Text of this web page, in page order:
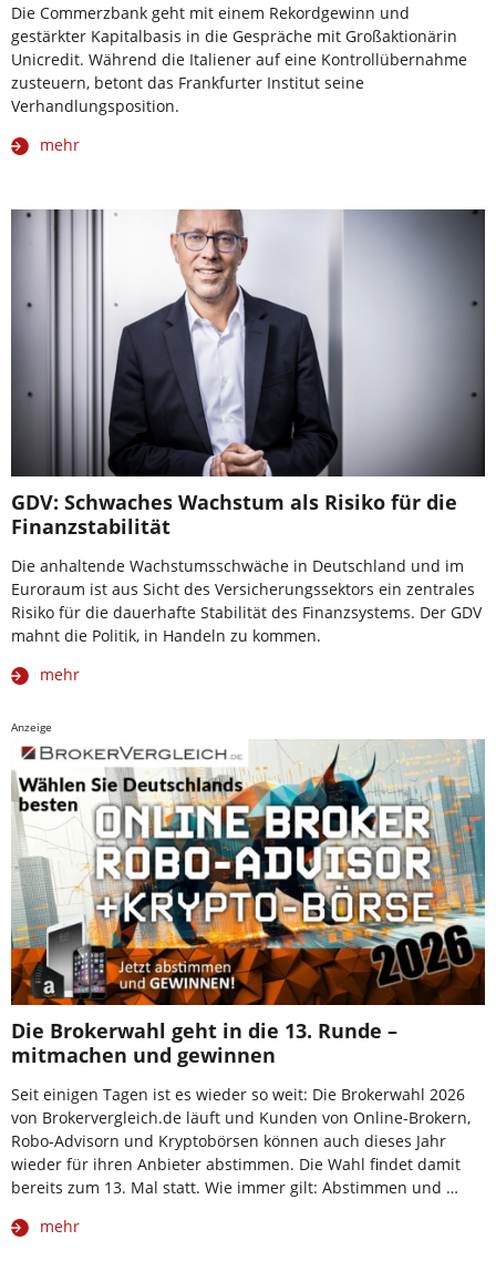
Die Commerzbank geht mit einem Rekordgewinn und
gestärkter Kapitalbasis in die Gespräche mit Großaktionärin
Unicredit. Während die Italiener auf eine Kontrollübernahme
zusteuern, betont das Frankfurter Institut seine
Verhandlungsposition.
mehr
GDV: Schwaches Wachstum als Risiko für die
Finanzstabilität
Die anhaltende Wachstumsschwäche in Deutschland und im
Euroraum ist aus Sicht des Versicherungssektors ein zentrales
Risiko für die dauerhafte Stabilität des Finanzsystems. Der GDV
mahnt die Politik, in Handeln zu kommen.
mehr
Anzeige
Die Brokerwahl geht in die 13. Runde –
mitmachen und gewinnen
Seit einigen Tagen ist es wieder so weit: Die Brokerwahl 2026
von Brokervergleich.de läuft und Kunden von Online-Brokern,
Robo-Advisorn und Kryptobörsen können auch dieses Jahr
wieder für ihren Anbieter abstimmen. Die Wahl findet damit
bereits zum 13. Mal statt. Wie immer gilt: Abstimmen und …
mehr